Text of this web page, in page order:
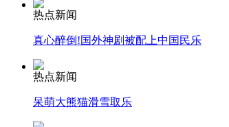
安徽一实载49人客车翻车
走！跟着总书记去植树
热点新闻
真心醉倒!国外神剧被配上中国民乐
热点新闻
呆萌大熊猫滑雪取乐